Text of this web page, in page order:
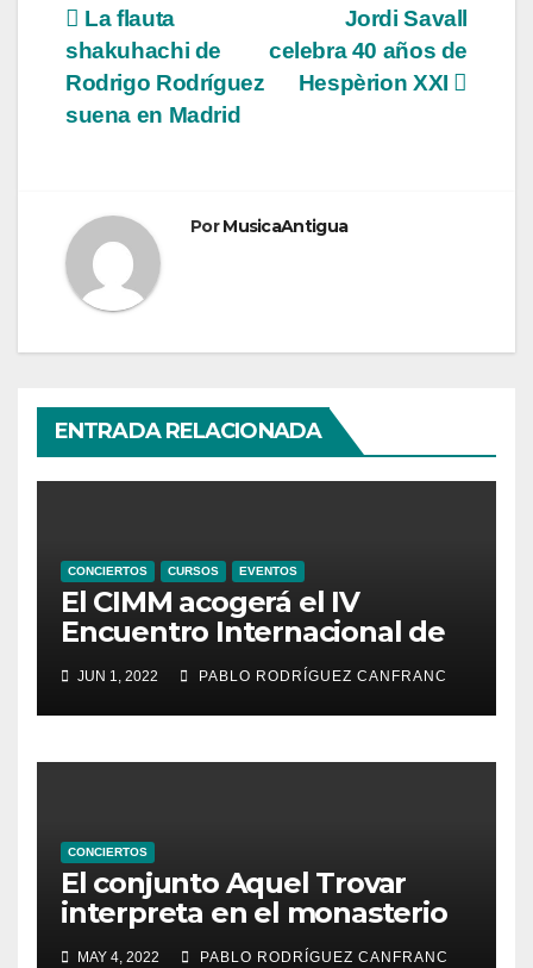
Navegación
de
entradas
Jordi Savall
celebra 40 años de
Hespèrion XXI
La flauta
shakuhachi de
Rodrigo Rodríguez
suena en Madrid
PorMusicaAntigua
ENTRADA RELACIONADA
CONCIERTOS CURSOS EVENTOS
El CIMM acogerá el IV
Encuentro Internacional de
Ministriles
JUN 1, 2022 PABLO RODRÍGUEZ CANFRANC
CONCIERTOS
El conjunto Aquel Trovar
interpreta en el monasterio
de Santa María de la
MAY 4, 2022 PABLO RODRÍGUEZ CANFRANC